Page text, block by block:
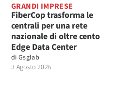
GRANDI IMPRESE
FiberCop trasforma le
centrali per una rete
nazionale di oltre cento
Edge Data Center
di Gsglab
3 Agosto 2026